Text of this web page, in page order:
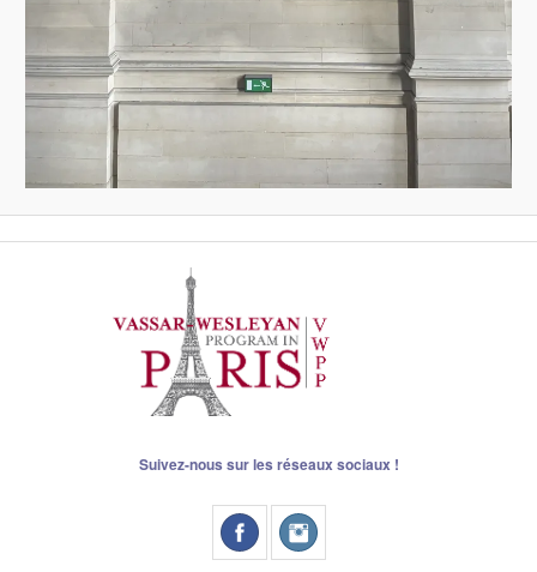
Suivez-nous sur les réseaux sociaux !